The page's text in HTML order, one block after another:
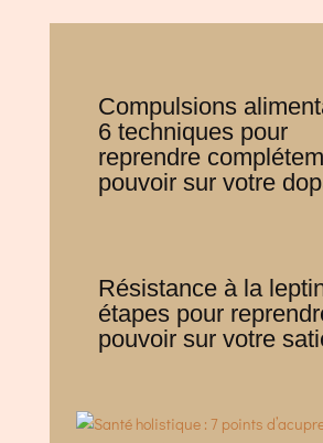
Compulsions
6 techniques pour
reprendre
pouvoir sur votre
Résistance à la
étapes pour
pouvoir sur votre